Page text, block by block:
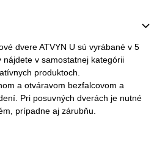
dvere ATVYN U sú vyrábané v 5
v samostatnej kategórii
produktoch.
a otváravom bezfalcovom a
Pri posuvných dverách je nutné
prípadne aj zárubňu.